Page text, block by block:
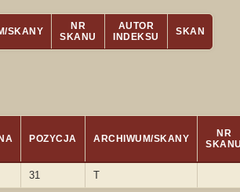
SKANY
NR
SKANU
AUTOR
INDEKSU
SKAN
POZYCJA ARCHIWUM/SKANY
NR
31 T